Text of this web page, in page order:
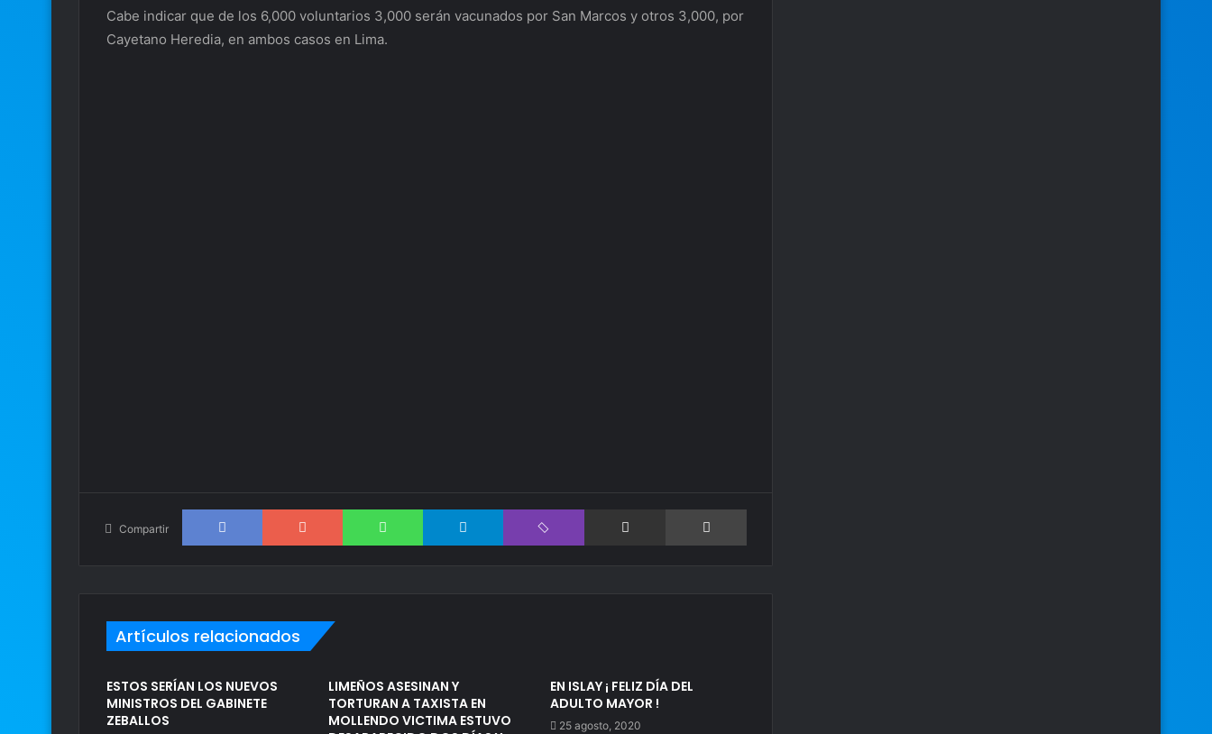
Cabe indicar que de los 6,000 voluntarios 3,000 serán vacunados por San Marcos y otros 3,000, por
Cayetano Heredia, en ambos casos en Lima.
Compartir
Facebook Google+ WhatsApp Telegram Viber Compartir via correo electrónico Impresión
Artículos relacionados
ESTOS SERÍAN LOS NUEVOS
MINISTROS DEL GABINETE
ZEBALLOS
LIMEÑOS ASESINAN Y
TORTURAN A TAXISTA EN
MOLLENDO VICTIMA ESTUVO
EN ISLAY ¡ FELIZ DÍA DEL
ADULTO MAYOR !
25 agosto, 2020